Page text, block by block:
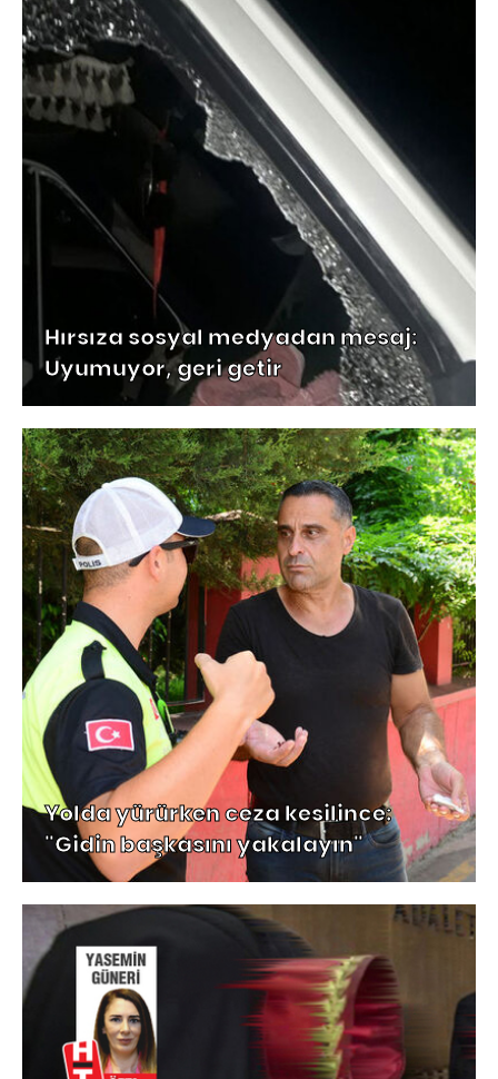
Hırsıza sosyal medyadan mesaj:
Uyumuyor, geri getir
Yolda yürürken ceza kesilince:
"Gidin başkasını yakalayın"